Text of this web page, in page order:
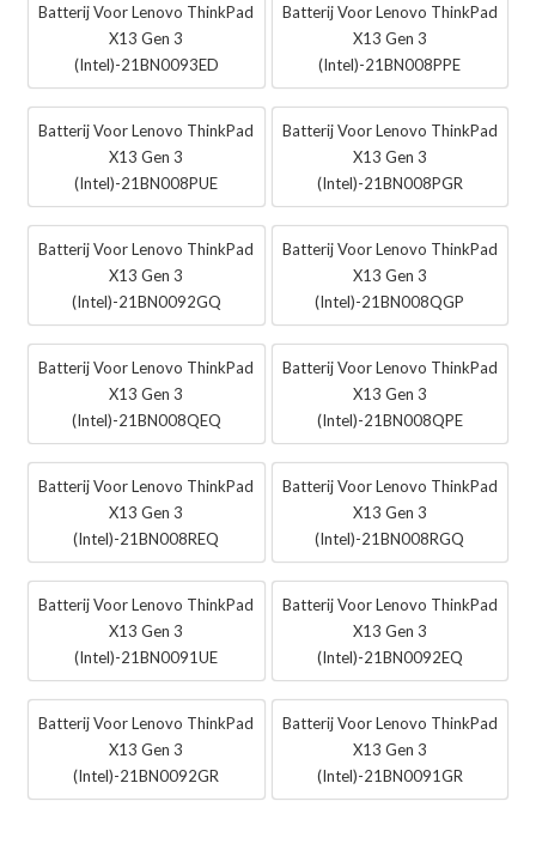
Batterij Voor Lenovo ThinkPad
X13 Gen 3
(Intel)-21BN0093ED
Batterij Voor Lenovo ThinkPad
X13 Gen 3
(Intel)-21BN008PPE
Batterij Voor Lenovo ThinkPad
X13 Gen 3
(Intel)-21BN008PUE
Batterij Voor Lenovo ThinkPad
X13 Gen 3
(Intel)-21BN008PGR
Batterij Voor Lenovo ThinkPad
X13 Gen 3
(Intel)-21BN0092GQ
Batterij Voor Lenovo ThinkPad
X13 Gen 3
(Intel)-21BN008QGP
Batterij Voor Lenovo ThinkPad
X13 Gen 3
(Intel)-21BN008QEQ
Batterij Voor Lenovo ThinkPad
X13 Gen 3
(Intel)-21BN008QPE
Batterij Voor Lenovo ThinkPad
X13 Gen 3
(Intel)-21BN008REQ
Batterij Voor Lenovo ThinkPad
X13 Gen 3
(Intel)-21BN008RGQ
Batterij Voor Lenovo ThinkPad
X13 Gen 3
(Intel)-21BN0091UE
Batterij Voor Lenovo ThinkPad
X13 Gen 3
(Intel)-21BN0092EQ
Batterij Voor Lenovo ThinkPad
X13 Gen 3
(Intel)-21BN0092GR
Batterij Voor Lenovo ThinkPad
X13 Gen 3
(Intel)-21BN0091GR